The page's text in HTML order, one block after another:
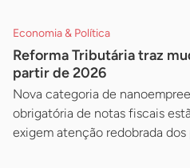
Economia & Política
Reforma Tributária traz
partir de 2026
Nova categoria de
obrigatória de notas fiscais
exigem atenção redobrada